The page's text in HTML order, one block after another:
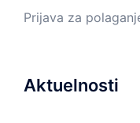
Prijava za
Aktuelnosti